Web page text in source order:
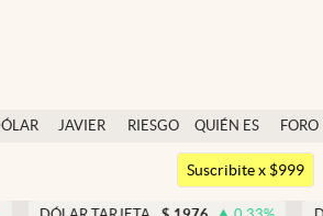
JAVIER
RIESGO
QUIÉN ES
QUIÉN
FORO
Argentina
Suscribite x $999